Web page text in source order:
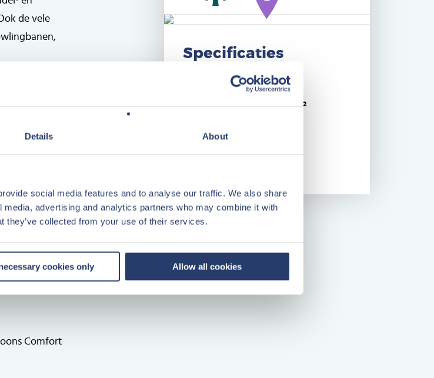
Details About
social media features and to analyse our traffic. We also share
advertising and analytics partners who may combine it with
they’ve collected from your use of their services.
cookies only Allow all cookies
de vele
van het
van
over van de
gebied
Comfort
Specificaties
1980
Woonopp.
ca. 50,20 m²